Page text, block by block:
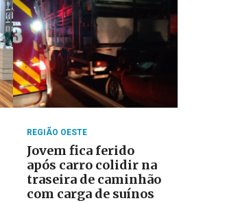
REGIÃO OESTE
Jovem fica ferido
após carro colidir na
traseira de caminhão
com carga de suínos